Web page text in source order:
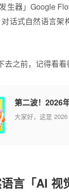
生器」Google
话式自然语言
去之前，记得看
第二波！2026
大家好，这是
言「AI